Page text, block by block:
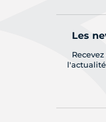
Les